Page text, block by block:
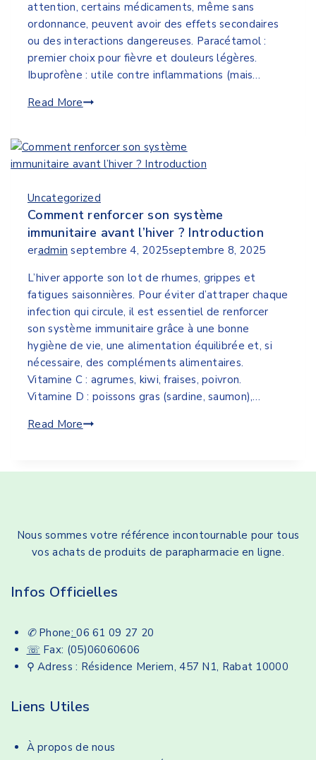
attention, certains médicaments, même sans
ordonnance, peuvent avoir des effets secondaires
ou des interactions dangereuses. Paracétamol :
premier choix pour fièvre et douleurs légères.
Ibuprofène : utile contre inflammations (mais…
Read More
Uncategorized
Comment renforcer son système
immunitaire avant l’hiver ? Introduction
eradmin septembre 4, 2025septembre 8, 2025
L’hiver apporte son lot de rhumes, grippes et
fatigues saisonnières. Pour éviter d’attraper chaque
infection qui circule, il est essentiel de renforcer
son système immunitaire grâce à une bonne
hygiène de vie, une alimentation équilibrée et, si
nécessaire, des compléments alimentaires.
Vitamine C : agrumes, kiwi, fraises, poivron.
Vitamine D : poissons gras (sardine, saumon),…
Read More
Nous sommes votre référence incontournable pour tous
vos achats de produits de parapharmacie en ligne.
Infos Officielles
✆Phone:06 61 09 27 20
☏ Fax: (05)06060606
⚲ Adress : Résidence Meriem, 457 N1, Rabat 10000
Liens Utiles
À propos de nous